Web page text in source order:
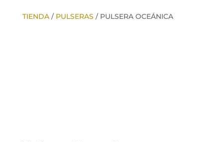
TIENDA/ PULSERAS / PULSERA OCEÁNICA